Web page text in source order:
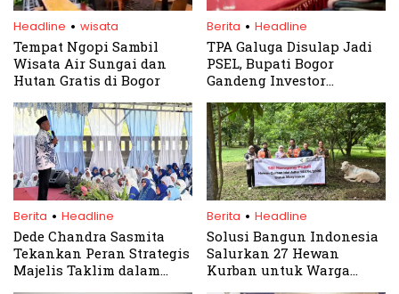
Headline . wisata
Tempat Ngopi Sambil
Wisata Air Sungai dan
Hutan Gratis di Bogor
Berita . Headline
TPA Galuga Disulap Jadi
PSEL, Bupati Bogor
Gandeng Investor
Berita . Headline
Dede Chandra Sasmita
Tekankan Peran Strategis
Majelis Taklim dalam
Berita . Headline
Solusi Bangun Indonesia
Salurkan 27 Hewan
Kurban untuk Warga